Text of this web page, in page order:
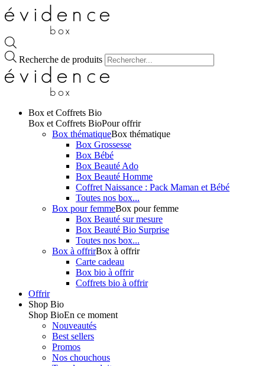
Recherche de produits
Box et Coffrets Bio
Box et Coffrets BioPour offrir
Box thématiqueBox thématique
Box Grossesse
Box Bébé
Box Beauté Ado
Box Beauté Homme
Coffret Naissance : Pack Maman et Bébé
Toutes nos box...
Box pour femmeBox pour femme
Box Beauté sur mesure
Box Beauté Bio Surprise
Toutes nos box...
Box à offrirBox à offrir
Carte cadeau
Box bio à offrir
Coffrets bio à offrir
Offrir
Shop Bio
Shop BioEn ce moment
Nouveautés
Best sellers
Promos
Nos chouchous